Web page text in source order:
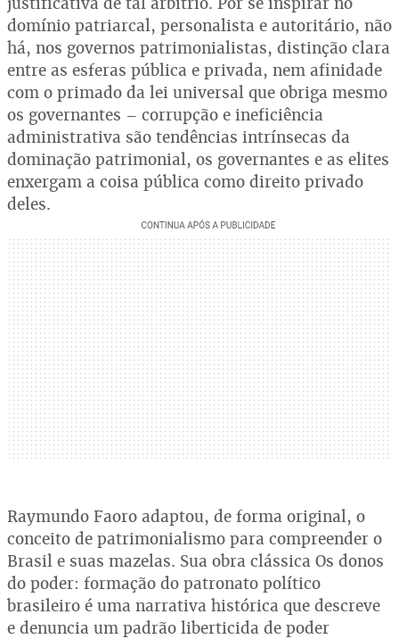
domínio patriarcal, personalista e autoritário, não
há, nos governos patrimonialistas, distinção clara
entre as esferas pública e privada, nem afinidade
com o primado da lei universal que obriga mesmo
os governantes – corrupção e ineficiência
administrativa são tendências intrínsecas da
dominação patrimonial, os governantes e as elites
enxergam a coisa pública como direito privado
deles.
Raymundo Faoro adaptou, de forma original, o
conceito de patrimonialismo para compreender o
Brasil e suas mazelas. Sua obra clássica Os donos
do poder: formação do patronato político
brasileiro é uma narrativa histórica que descreve
e denuncia um padrão liberticida de poder